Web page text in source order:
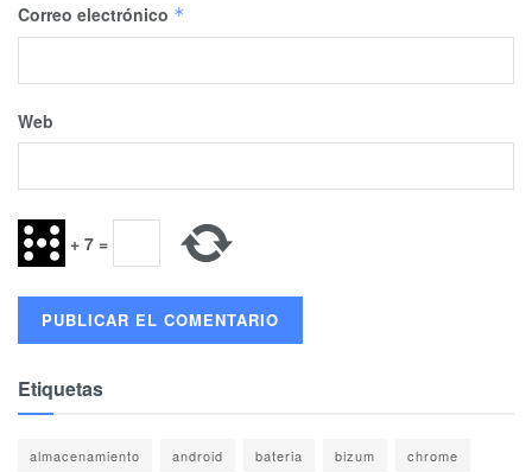
Correo electrónico *
Web
+ 7 =
Etiquetas
almacenamiento android bateria bizum chrome